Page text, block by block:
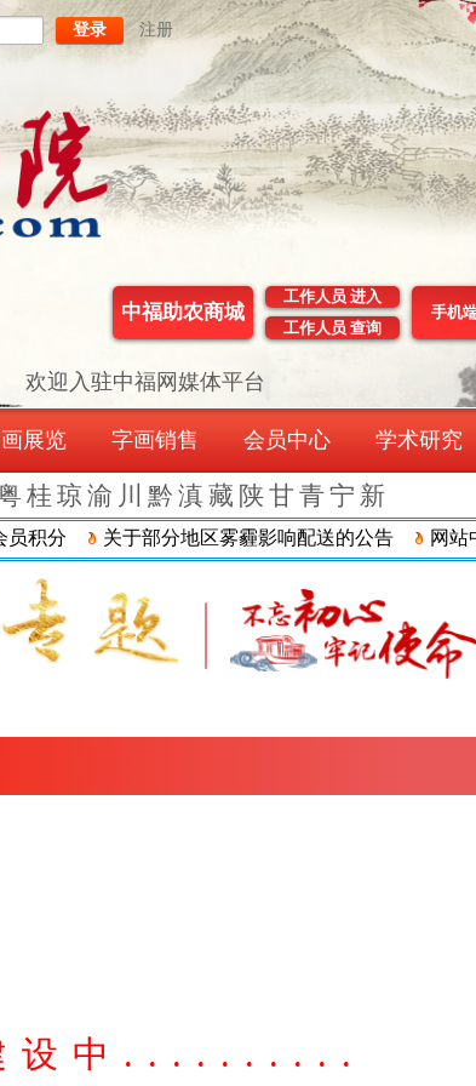
登录 注册
工作人员 进入
中福助农商城
手机
工作人员 查询
欢迎入驻中福网媒体平台
展览 字画销售 会员中心 学术研究
桂 琼渝 川 黔 滇 藏 陕甘 青 宁 新
分 关于部分地区雾霾影响配送的公告 网站中秋
设中..........